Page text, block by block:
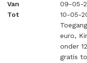
Van
09-05-
Tot
10-05-
euro,
onder
gratis